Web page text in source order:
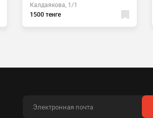
Калдаякова, 1/1
1500 тенге